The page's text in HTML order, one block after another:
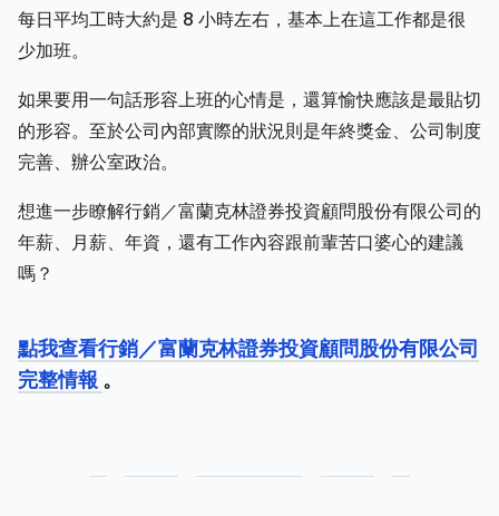
每日平均工時大約是 8 小時左右，基本上在這工作都是很
少加班。
如果要用一句話形容上班的心情是，還算愉快應該是最貼切
的形容。至於公司內部實際的狀況則是年終獎金、公司制度
完善、辦公室政治。
想進一步瞭解行銷／富蘭克林證券投資顧問股份有限公司的
年薪、月薪、年資，還有工作內容跟前輩苦口婆心的建議
嗎？
點我查看行銷／富蘭克林證券投資顧問股份有限公司
完整情報 。